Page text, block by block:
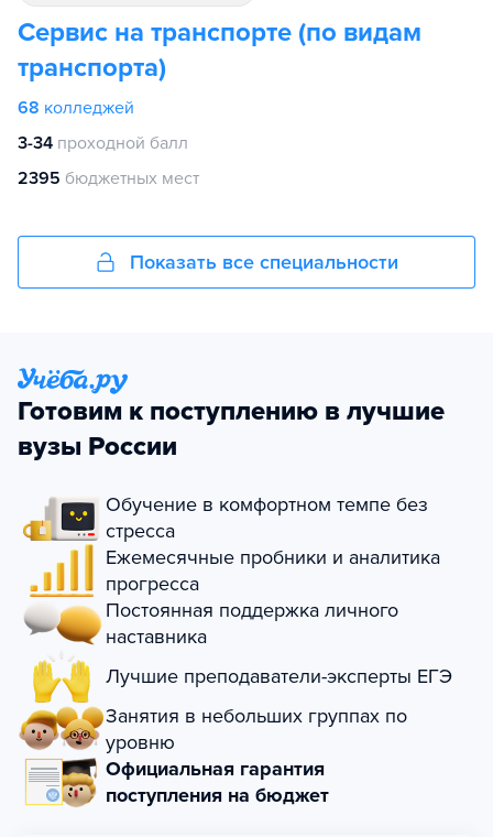
Сервис на транспорте (по видам
транспорта)
68 колледжей
3-34 проходной балл
2395 бюджетных мест
Показать все специальности
Готовим к поступлению в лучшие
вузы России
Обучение в комфортном темпе без
стресса
Ежемесячные пробники и аналитика
прогресса
Постоянная поддержка личного
наставника
Лучшие преподаватели-эксперты ЕГЭ
Занятия в небольших группах по
уровню
Официальная гарантия
поступления на бюджет